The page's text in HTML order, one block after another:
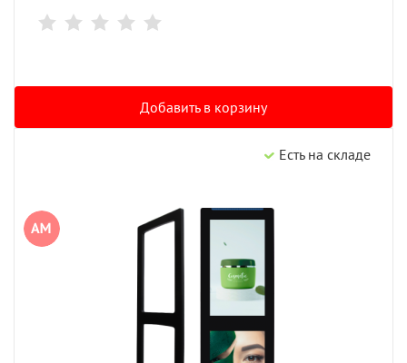
Добавить в корзину
Есть на складе